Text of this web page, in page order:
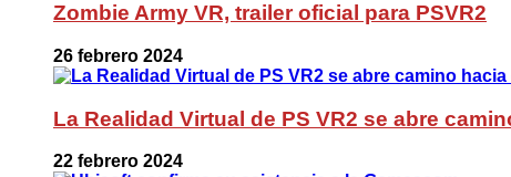
Zombie Army VR, trailer oficial para PSVR2
26 febrero 2024
La Realidad Virtual de PS VR2 se abre
22 febrero 2024